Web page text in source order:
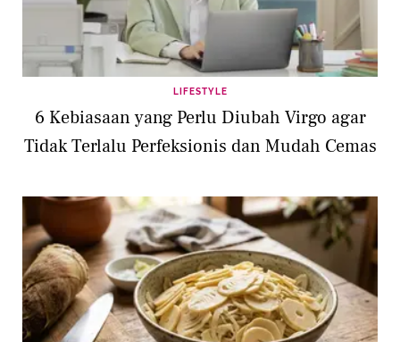
LIFESTYLE
6 Kebiasaan yang Perlu Diubah Virgo agar
Tidak Terlalu Perfeksionis dan Mudah Cemas